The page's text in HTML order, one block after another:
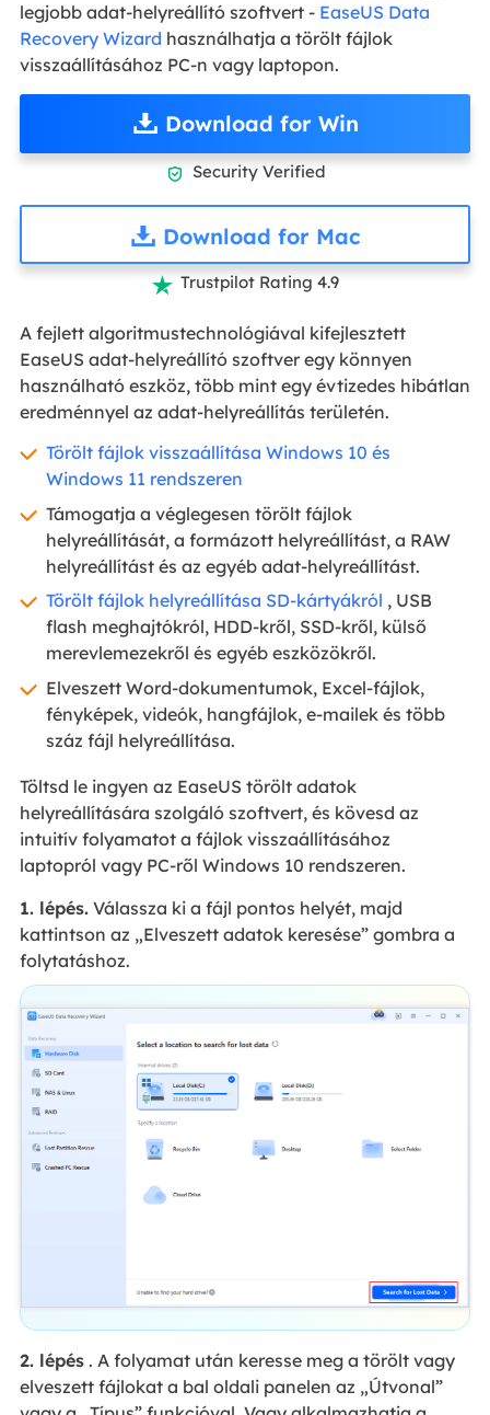
legjobb adat-helyreállító szoftvert - EaseUS Data
Recovery Wizard használhatja a törölt fájlok
visszaállításához PC-n vagy laptopon.
Download for Win
 Security Verified
Download for Mac
 Trustpilot Rating 4.9
A fejlett algoritmustechnológiával kifejlesztett
EaseUS adat-helyreállító szoftver egy könnyen
használható eszköz, több mint egy évtizedes hibátlan
eredménnyel az adat-helyreállítás területén.
Törölt fájlok visszaállítása Windows 10 és
Windows 11 rendszeren
Támogatja a véglegesen törölt fájlok
helyreállítását, a formázott helyreállítást, a RAW
helyreállítást és az egyéb adat-helyreállítást.
Törölt fájlok helyreállítása SD-kártyákról , USB
flash meghajtókról, HDD-kről, SSD-kről, külső
merevlemezekről és egyéb eszközökről.
Elveszett Word-dokumentumok, Excel-fájlok,
fényképek, videók, hangfájlok, e-mailek és több
száz fájl helyreállítása.
Töltsd le ingyen az EaseUS törölt adatok
helyreállítására szolgáló szoftvert, és kövesd az
intuitív folyamatot a fájlok visszaállításához
laptopról vagy PC-ről Windows 10 rendszeren.
1. lépés.Válassza ki a fájl pontos helyét, majd
kattintson az „Elveszett adatok keresése” gombra a
folytatáshoz.
2. lépés. A folyamat után keresse meg a törölt vagy
elveszett fájlokat a bal oldali panelen az „Útvonal”